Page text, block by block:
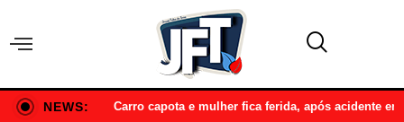
NEWS: Carro capota e mulher fica ferida, após acidente